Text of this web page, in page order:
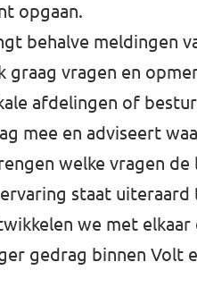
opgaan.
behalve meldingen
vragen en
afdelingen of
mee en adviseert
welke vragen de
staat
we met
gedrag binnen Volt